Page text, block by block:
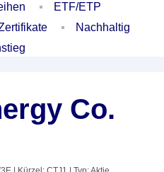
ETF/ETP
Nachhaltig
Co.